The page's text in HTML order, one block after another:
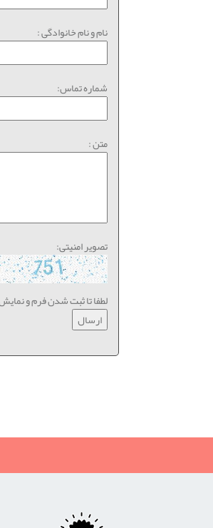
نام و نام خانوادگی :
شماره تماس:
متن :
تصویر امنیتی:
لطفا تا ثبت شدن فرم و